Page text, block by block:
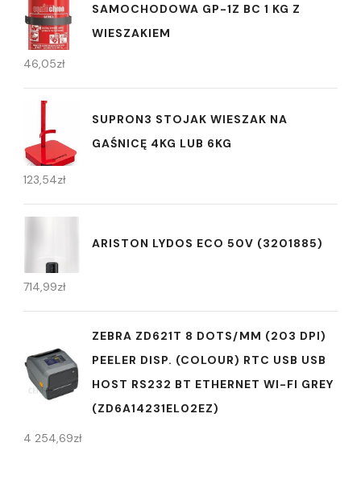
SAMOCHODOWA GP-1Z BC 1 KG Z
WIESZAKIEM
46,05zł
SUPRON3 STOJAK WIESZAK NA
GAŚNICĘ 4KG LUB 6KG
123,54zł
ARISTON LYDOS ECO 50V (3201885)
714,99zł
ZEBRA ZD621T 8 DOTS/MM (203 DPI)
PEELER DISP. (COLOUR) RTC USB USB
HOST RS232 BT ETHERNET WI-FI GREY
(ZD6A14231EL02EZ)
4 254,69zł